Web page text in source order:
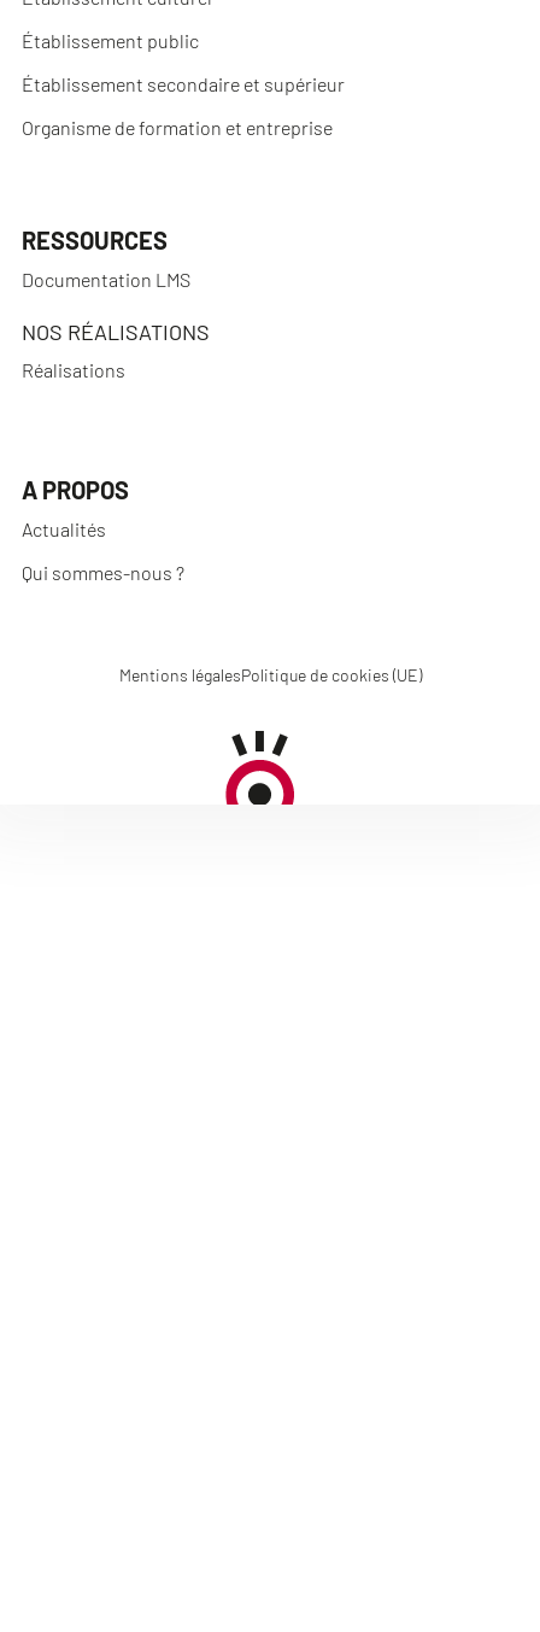
Établissement public
Établissement secondaire et supérieur
Organisme de formation et entreprise
RESSOURCES
Documentation LMS
NOS RÉALISATIONS
Réalisations
A PROPOS
Actualités
Qui sommes-nous ?
Mentions légalesPolitique de cookies (UE)